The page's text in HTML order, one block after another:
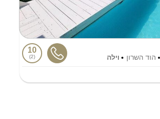
הוד השרון וילה
10
2